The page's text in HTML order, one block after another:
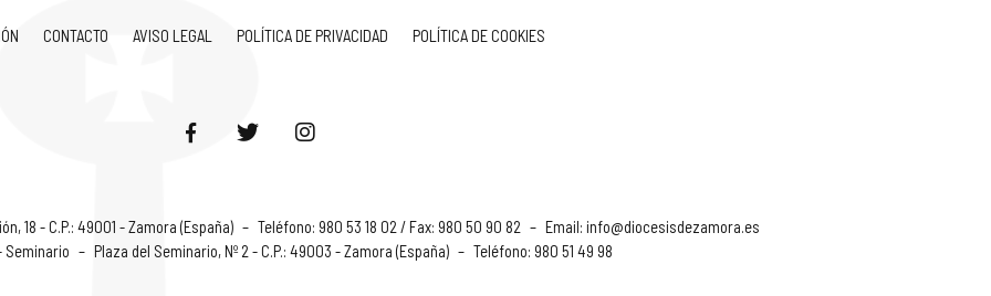
CONTACTO AVISO LEGAL POLÍTICA DE PRIVACIDAD POLÍTICA DE COOKIES
18 - C.P.: 49001 - Zamora (España) – Teléfono: 980 53 18 02 / Fax: 980 50 90 82 – Email: info@diocesisdezamora.es
Seminario – Plaza del Seminario, Nº 2 - C.P.: 49003 - Zamora (España) – Teléfono: 980 51 49 98